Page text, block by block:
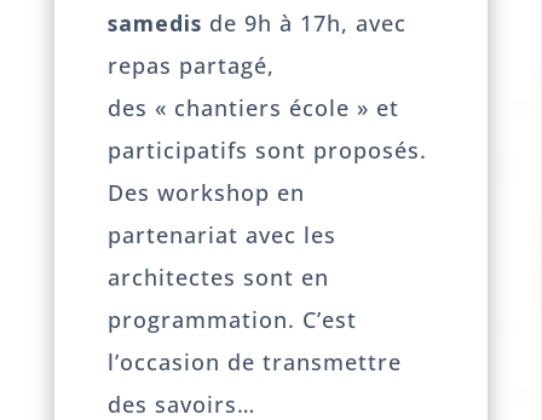
samedis de 9h à 17h, avec
repas partagé,
des « chantiers école » et
participatifs sont proposés.
Des workshop en
partenariat avec les
architectes sont en
programmation. C’est
l’occasion de transmettre
des savoirs…